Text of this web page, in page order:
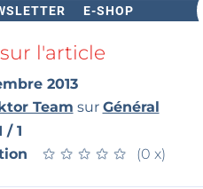
E-SHOP
l'article
2013
Team sur Général
/ 1
★ ★ ★ ★ ★
★ ★ ★ ★ ★ (0 x)